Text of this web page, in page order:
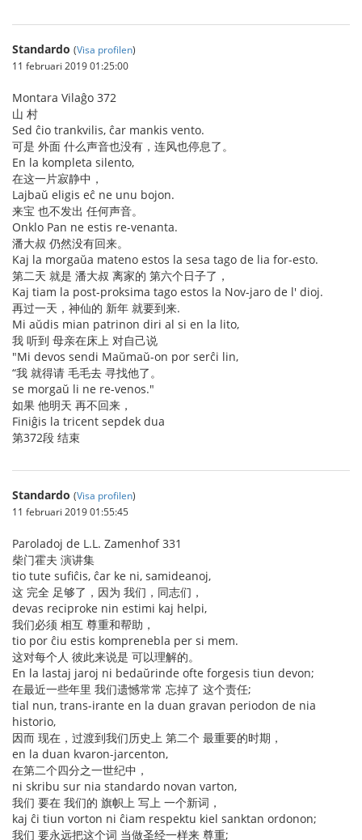
Standardo (Visa profilen)
11 februari 2019 01:25:00
Montara Vilaĝo 372
山 村
Sed ĉio trankvilis, ĉar mankis vento.
可是 外面 什么声音也没有，连风也停息了。
En la kompleta silento,
在这一片寂静中，
Lajbaŭ eligis eĉ ne unu bojon.
来宝 也不发出 任何声音。
Onklo Pan ne estis re-venanta.
潘大叔 仍然没有回来。
Kaj la morgaŭa mateno estos la sesa tago de lia for-esto.
第二天 就是 潘大叔 离家的 第六个日子了，
Kaj tiam la post-proksima tago estos la Nov-jaro de l' dioj.
再过一天，神仙的 新年 就要到来.
Mi aŭdis mian patrinon diri al si en la lito,
我 听到 母亲在床上 对自己说
"Mi devos sendi Maŭmaŭ-on por serĉi lin,
“我 就得请 毛毛去 寻找他了。
se morgaŭ li ne re-venos."
如果 他明天 再不回来，
Finiĝis la tricent sepdek dua
第372段 结束
Standardo (Visa profilen)
11 februari 2019 01:55:45
Paroladoj de L.L. Zamenhof 331
柴门霍夫 演讲集
tio tute sufiĉis, ĉar ke ni, samideanoj,
这 完全 足够了，因为 我们，同志们，
devas reciproke nin estimi kaj helpi,
我们必须 相互 尊重和帮助，
tio por ĉiu estis komprenebla per si mem.
这对每个人 彼此来说是 可以理解的。
En la lastaj jaroj ni bedaŭrinde ofte forgesis tiun devon;
在最近一些年里 我们遗憾常常 忘掉了 这个责任;
tial nun, trans-irante en la duan gravan periodon de nia
historio,
因而 现在，过渡到我们历史上 第二个 最重要的时期，
en la duan kvaron-jarcenton,
在第二个四分之一世纪中，
ni skribu sur nia standardo novan varton,
我们 要在 我们的 旗帜上 写上 一个新词，
kaj ĉi tiun vorton ni ĉiam respektu kiel sanktan ordonon;
我们 要永远把这个词 当做圣经一样来 尊重;